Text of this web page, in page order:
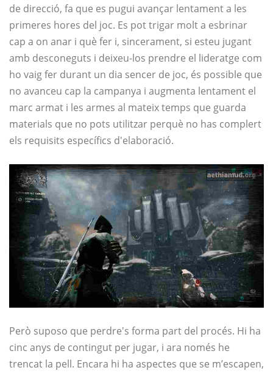
de direcció, fa que es pugui avançar lentament a les
primeres hores del joc. Es pot trigar molt a esbrinar
cap a on anar i què fer i, sincerament, si esteu jugant
amb desconeguts i deixeu-los prendre el lideratge com
ho vaig fer durant un dia sencer de joc, és possible que
no avanceu cap la campanya i augmenta lentament el
marc armat i les armes al mateix temps que guarda
materials que no pots utilitzar perquè no has complert
els requisits específics d'elaboració.
Però suposo que perdre's forma part del procés. Hi ha
cinc anys de contingut per jugar, i ara només he
trencat la pell. Encara hi ha aspectes que se m’escapen,